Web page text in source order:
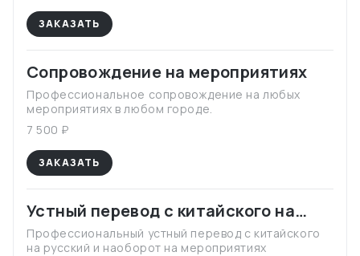
ЗАКАЗАТЬ
Сопровождение на мероприятиях
Профессиональное сопровождение на любых
мероприятиях в любом городе.
7 500 ₽
ЗАКАЗАТЬ
Устный перевод с китайского на
русский, с русского на китайский
Профессиональный устный перевод с китайского
на русский и наоборот на мероприятиях